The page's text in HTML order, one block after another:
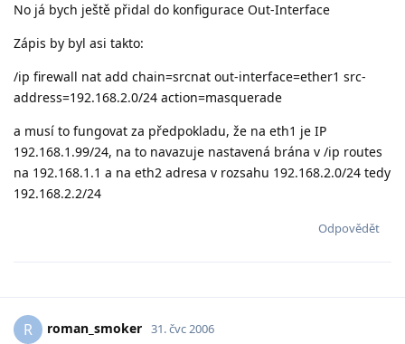
No já bych ještě přidal do konfigurace Out-Interface
Zápis by byl asi takto:
/ip firewall nat add chain=srcnat out-interface=ether1 src-
address=192.168.2.0/24 action=masquerade
a musí to fungovat za předpokladu, že na eth1 je IP
192.168.1.99/24, na to navazuje nastavená brána v /ip routes
na 192.168.1.1 a na eth2 adresa v rozsahu 192.168.2.0/24 tedy
192.168.2.2/24
Odpovědět
R roman_smoker 31. čvc 2006